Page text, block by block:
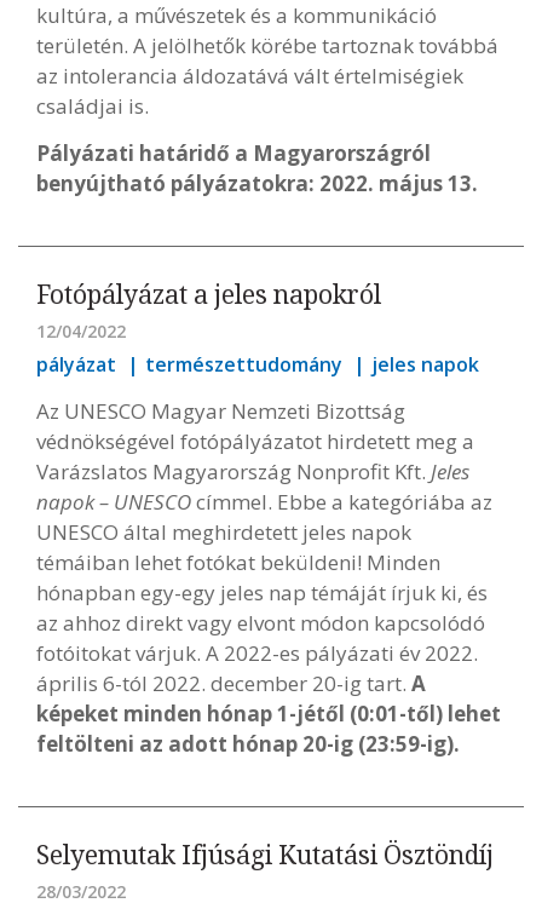
kultúra, a művészetek és a kommunikáció
területén. A jelölhetők körébe tartoznak továbbá
az intolerancia áldozatává vált értelmiségiek
családjai is.
Pályázati határidő a Magyarországról
benyújtható pályázatokra: 2022. május 13.
Fotópályázat a jeles napokról
12/04/2022
pályázat természettudomány jeles napok
Az UNESCO Magyar Nemzeti Bizottság
védnökségével fotópályázatot hirdetett meg a
Varázslatos Magyarország Nonprofit Kft. Jeles
napok – UNESCOcímmel. Ebbe a kategóriába az
UNESCO által meghirdetett jeles napok
témáiban lehet fotókat beküldeni! Minden
hónapban egy-egy jeles nap témáját írjuk ki, és
az ahhoz direkt vagy elvont módon kapcsolódó
fotóitokat várjuk. A 2022-es pályázati év 2022.
április 6-tól 2022. december 20-ig tart. A
képeket minden hónap 1-jétől (0:01-től) lehet
feltölteni az adott hónap 20-ig (23:59-ig).
Selyemutak Ifjúsági Kutatási Ösztöndíj
28/03/2022